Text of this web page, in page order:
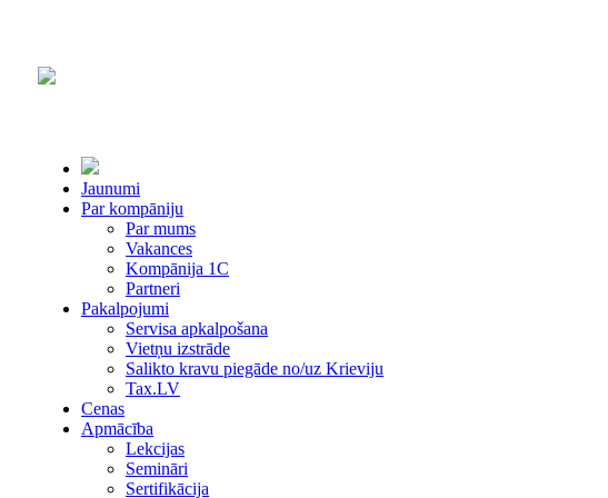
Jaunumi
Par kompāniju
Par mums
Vakances
Kompānija 1С
Partneri
Pakalpojumi
Servisa apkalpošana
Vietņu izstrāde
Salikto kravu piegāde no/uz Krieviju
Tax.LV
Cenas
Apmācība
Lekcijas
Semināri
Sertifikācija